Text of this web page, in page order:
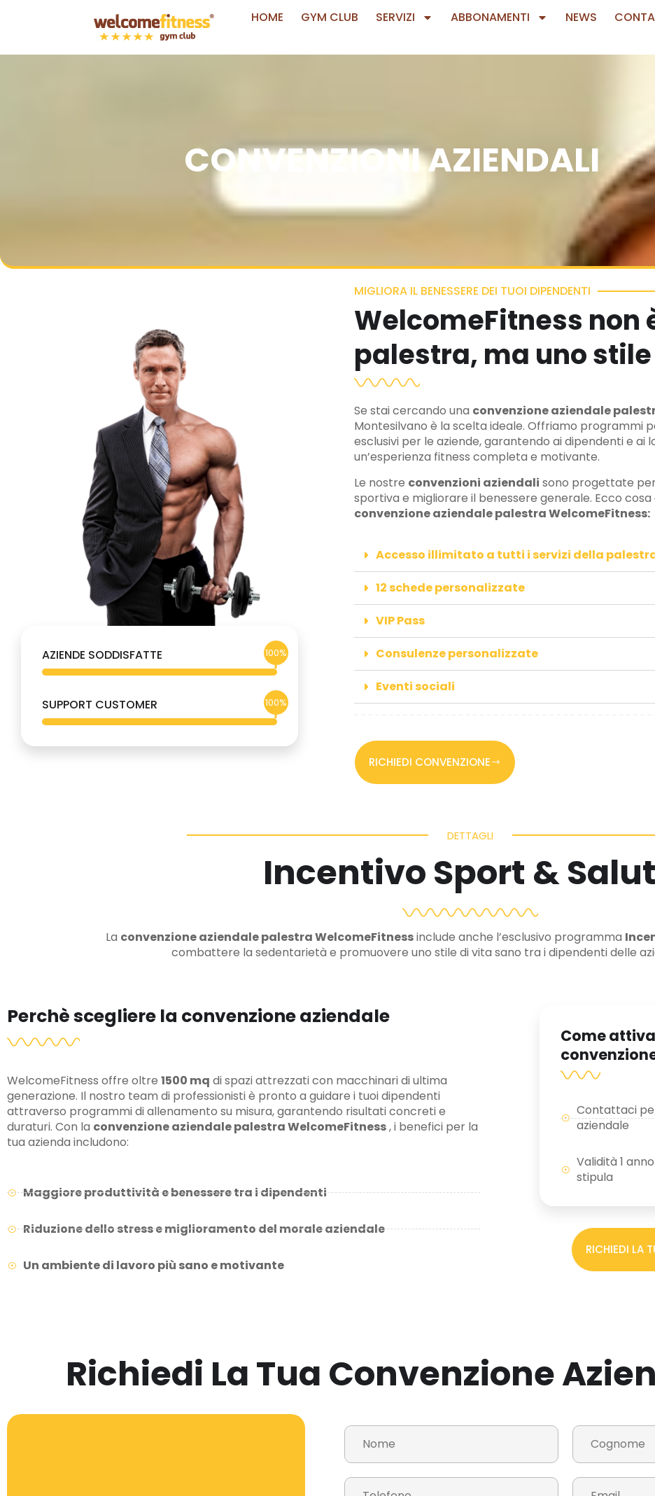
HOME GYM CLUB SERVIZI ABBONAMENTI NEWS
CONVENZIONI AZIENDALI
AZIENDE SODDISFATTE 100%
SUPPORT CUSTOMER 100%
MIGLIORA IL BENESSERE DEI TUOI DIPENDENTI
WelcomeFitness non
palestra, ma uno
Se stai cercando una convenzione aziendale
Montesilvano è la scelta ideale. Offriamo programmi
esclusivi per le aziende, garantendo ai dipendenti e ai
un’esperienza fitness completa e motivante.
Le nostre convenzioni aziendali sono progettate
sportiva e migliorare il benessere generale. Ecco
convenzione aziendale palestra WelcomeFitness:
Accesso illimitato a tutti i servizi della
12 schede personalizzate
VIP Pass
Consulenze personalizzate
Eventi sociali
RICHIEDI CONVENZIONE
DETTAGLI
Incentivo Sport &
La convenzione aziendale palestra WelcomeFitnessinclude anche l’esclusivo programma
combattere la sedentarietà e promuovere uno stile di vita sano tra i dipendenti delle
Perchè scegliere la convenzione aziendale
WelcomeFitness offre oltre 1500 mq di spazi attrezzati con macchinari di ultima
generazione. Il nostro team di professionisti è pronto a guidare i tuoi dipendenti
attraverso programmi di allenamento su misura, garantendo risultati concreti e
duraturi. Con la convenzione aziendale palestra WelcomeFitness, i benefici per la
tua azienda includono:
Maggiore produttività e benessere tra i dipendenti
Riduzione dello stress e miglioramento del morale aziendale
Un ambiente di lavoro più sano e motivante
Come
Contattaci
aziendale
Validità 1
stipula
RICHIEDI LA
Richiedi La Tua Convenzione